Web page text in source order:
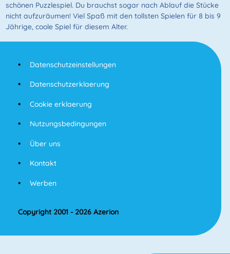
schönen Puzzlespiel. Du brauchst sogar nach Ablauf die Stücke
nicht aufzuräumen! Viel Spaß mit den tollsten Spielen für 8 bis 9
Jährige, coole Spiel für diesem Alter.
Datenschutzeinstellungen
Datenschutzerklaerung
Cookie erklaerung
Nutzungsbedingungen
Über uns
Kontakt
Werben
Copyright 2001 - 2026 Azerion